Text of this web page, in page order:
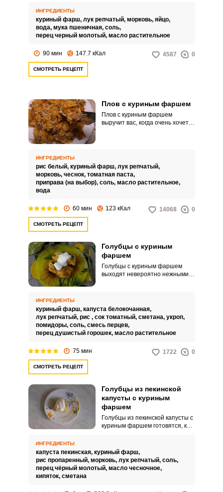
ИНГРЕДИЕНТЫ
куриный фарш, лук репчатый, морковь, яйцо,
вода, мука пшеничная, соль,
перец черный молотый, масло растительное
90 мин 147.7 кКал 4587 0
СМОТРЕТЬ РЕЦЕПТ
Плов с куриным фаршем
Плов с куриным фаршем
выручит вас, когда очень хочется
ИНГРЕДИЕНТЫ
рис белый, куриный фарш, лук репчатый,
морковь, чеснок, томатная паста,
приправа (на выбор), соль, масло растительное,
вода
60 мин 123 кКал 14068 0
СМОТРЕТЬ РЕЦЕПТ
Голубцы с куриным
фаршем
Голубцы с куриным фаршем
выходят невероятно нежными и
ужина.
ИНГРЕДИЕНТЫ
куриный фарш, капуста белокочанная,
лук репчатый, рис , сок томатный, сметана, укроп,
помидоры, соль, смесь перцев,
перец душистый горошек, масло растительное
75 мин 1722 0
СМОТРЕТЬ РЕЦЕПТ
Голубцы из пекинской
капусты с куриным
фаршем
Голубцы из пекинской капусты с
куриным фаршем готовятся, как
капустного аромата и
получаются голубцы нежными,
что идеально подходит для
ИНГРЕДИЕНТЫ
капуста пекинская, куриный фарш,
рис пропаренный, морковь, лук репчатый, соль,
перец чёрный молотый, масло чесночное,
кипяток, сметана